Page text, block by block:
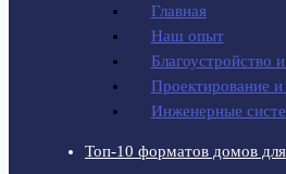
Главная
Наш опыт
Благоустройство
Проектирование
Инженерные
Топ-10 форматов домов